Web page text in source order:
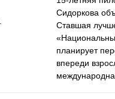
Сидоркова
Ставшая
планирует
впереди